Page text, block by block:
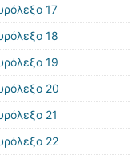
17
18
19
20
21
22